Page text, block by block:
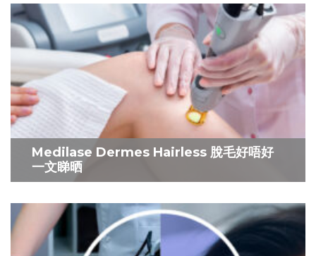
Medilase Dermes Hairless 脫毛好唔好
一文睇晒